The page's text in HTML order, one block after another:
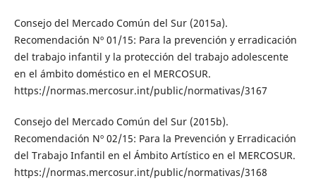
Consejo del Mercado Común del Sur (2015a).
Recomendación Nº 01/15: Para la prevención y erradicación
del trabajo infantil y la protección del trabajo adolescente
en el ámbito doméstico en el MERCOSUR.
https://normas.mercosur.int/public/normativas/3167
Consejo del Mercado Común del Sur (2015b).
Recomendación Nº 02/15: Para la Prevención y Erradicación
del Trabajo Infantil en el Ámbito Artístico en el MERCOSUR.
https://normas.mercosur.int/public/normativas/3168